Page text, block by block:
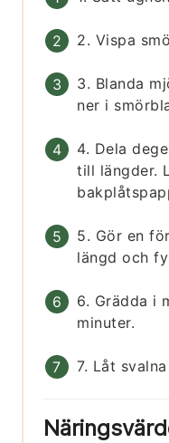
2. Vispa
3. Blanda
ner i
4. Dela
till längder.
5. Gör en
längd och
6. Grädda i
minuter.
7. Låt